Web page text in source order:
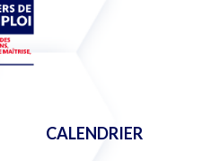
CALENDRIER